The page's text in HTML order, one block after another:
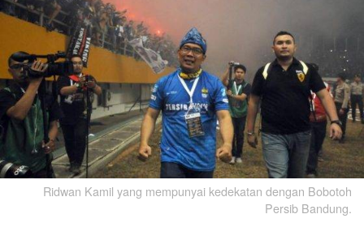
Ridwan Kamil yang mempunyai kedekatan dengan Bobotoh
Persib Bandung.